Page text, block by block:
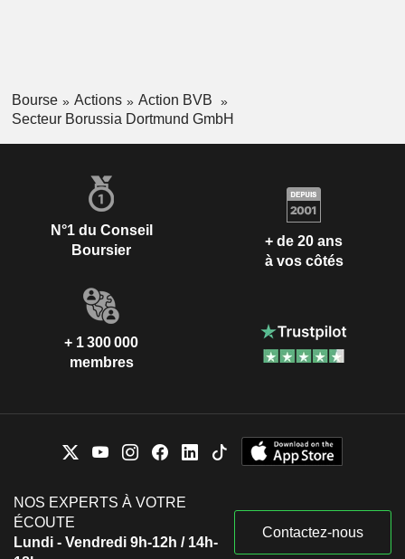
Bourse Actions
Action BVB
Secteur Borussia Dortmund GmbH
N°1 du Conseil
Boursier
+ de 20 ans
à vos côtés
+ 1 300 000
membres
NOS EXPERTS À VOTRE
ÉCOUTE
Lundi - Vendredi 9h-12h / 14h-
Contactez-nous